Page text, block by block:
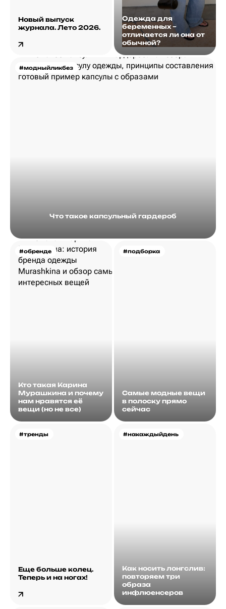
Новый выпуск
журнала. Лето 2026.
Одежда для
беременных –
отличается ли она от
обычной?
#модныйликбез
Что такое капсульный гардероб
#обренде
Кто такая Карина
Мурашкина и почему
нам нравятся её
вещи (но не все)
#подборка
Самые модные вещи
в полоску прямо
сейчас
#тренды
Еще больше колец.
Теперь и на ногах!
#накаждыйдень
Как носить лонгслив:
повторяем три
образа
инфлюенсеров